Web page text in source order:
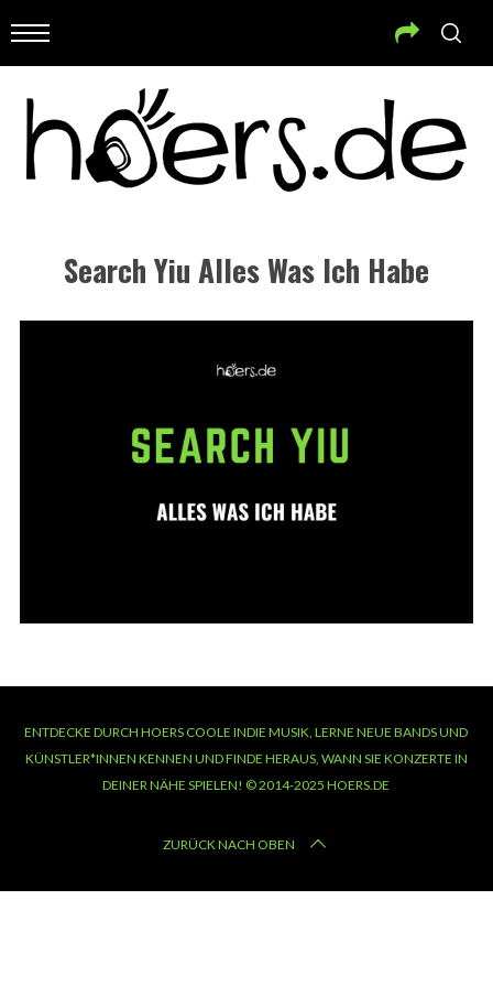
Search Yiu Alles Was Ich Habe
ENTDECKE DURCH HOERS COOLE INDIE MUSIK, LERNE NEUE BANDS UND
KÜNSTLER*INNEN KENNEN UND FINDE HERAUS, WANN SIE KONZERTE IN
DEINER NÄHE SPIELEN! © 2014-2025 HOERS.DE
ZURÜCK NACH OBEN